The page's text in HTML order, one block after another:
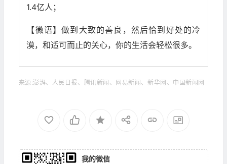
1.4亿人；
【微语】做到大致的善良，然后恰到好处的冷
漠，和适可而止的关心，你的生活会轻松很多。
来源:澎湃、人民日报、腾讯新闻、网易新闻、新华网、中国新闻网
我的微信